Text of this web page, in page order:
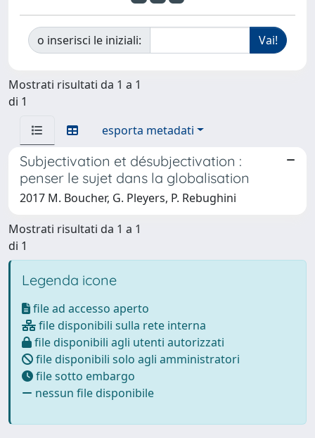
o inserisci le iniziali:
Mostrati risultati da 1 a 1
di 1
esporta metadati
Subjectivation et désubjectivation :
penser le sujet dans la globalisation
2017 M. Boucher, G. Pleyers, P. Rebughini
Mostrati risultati da 1 a 1
di 1
Legenda icone
file ad accesso aperto
file disponibili sulla rete interna
file disponibili agli utenti autorizzati
file disponibili solo agli amministratori
file sotto embargo
nessun file disponibile